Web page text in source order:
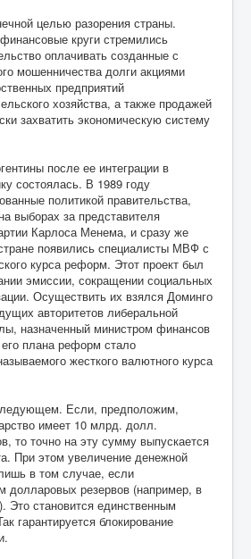
целью разорения страны.
круги стремились
оплачивать созданные с
мошенничества долги акциями
предприятий
хозяйства, а также продажей
захватить экономическую систему
после ее интеграции в
состоялась. В 1989 году
политикой правительства,
выборах за представителя
Карлоса Менема, и сразу же
появились специалисты МВФ с
курса реформ. Этот проект был
эмиссии, сокращении социальных
Осуществить их взялся Доминго
авторитетов либеральной
назначенный министром финансов
плана реформ стало
жесткого валютного курса
Если, предположим,
имеет 10 млрд. долл.
то точно на эту сумму выпускается
При этом увеличение денежной
в том случае, если
долларовых резервов (например, в
Это становится единственным
гарантируется блокирование